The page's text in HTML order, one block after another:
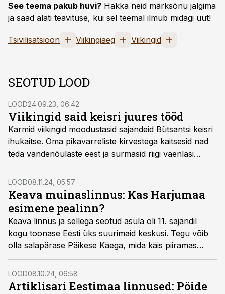
See teema pakub huvi? Hakka neid märksõnu jälgima
ja saad alati teavituse, kui sel teemal ilmub midagi uut!
Tsivilisatsioon Viikingiaeg Viikingid
SEOTUD LOOD
LOOD24.09.23, 06:42
Viikingid said keisri juures tööd
Karmid viikingid moodustasid sajandeid Bütsantsi keisri
ihukaitse. Oma pikavarreliste kirvestega kaitsesid nad
teda vandenõulaste eest ja surmasid riigi vaenlasi
lahinguväljal. Tänutäheks teenistuse eest nautisid nad
Konstantinoopoli suurlinnaelu ja rikkusi.
LOOD08.11.24, 05:57
Keava muinaslinnus: Kas Harjumaa
esimene pealinn?
Keava linnus ja sellega seotud asula oli 11. sajandil
kogu toonase Eesti üks suurimaid keskusi. Tegu võib
olla salapärase Päikese Käega, mida käis piiramas
Kiievi suurvürst isiklikult.
LOOD08.10.24, 06:58
Artiklisari Eestimaa linnused: Pöide